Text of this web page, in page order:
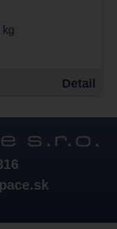
kg
Detail